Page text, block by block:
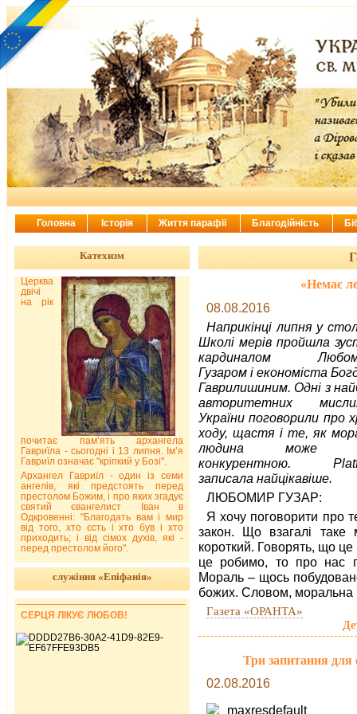
«Немає
08.08.2016
Наприкінці липня у
Школі мерів пройшла
кардиналом
Гузаром і економіста
Гаврилишиним. Одні з
авторитетних
України поговорили про
ходу, щастя і те, як
людина може
конкурентною.
записала найцікавіше.
ЛЮБОМИР ГУЗАР:
Я хочу поговорити про
закон. Що взагалі
короткий. Говорять, що
це робимо, то про нас
Мораль – щось
божих. Словом, моральна
Газета «ОРАНТА»
Три запитання для
02.08.2016
Катехизм
Церква
двічі
на рік
почитає пам’ять архангела
Гавриїла - сьогодні і 13 липня. Ім’я
Гавриїл означає "кріпкий у Бозі".
Архангел Гавриїл - один із семи
ангелів, які предстоять перед
престолом Божим, і про яких згадує
святий євангелист Іван в
Одкровенні: "Благодать вам і мир
від того, хто єсть і хто був і хто
приходить; і від сімох духів, які -
перед престолом його".
служіння «Епіфанія»
СЕРЦЯ ЛІКУЄ ЛЮБОВ!
Головна Історія Життя парафії Благодійність